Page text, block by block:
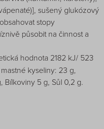
sušený glukózový
stopy
působit na činnost a
hodnota 2182 kJ/ 523
kyseliny: 23 g,
Bílkoviny 5 g, Sůl 0,2 g.